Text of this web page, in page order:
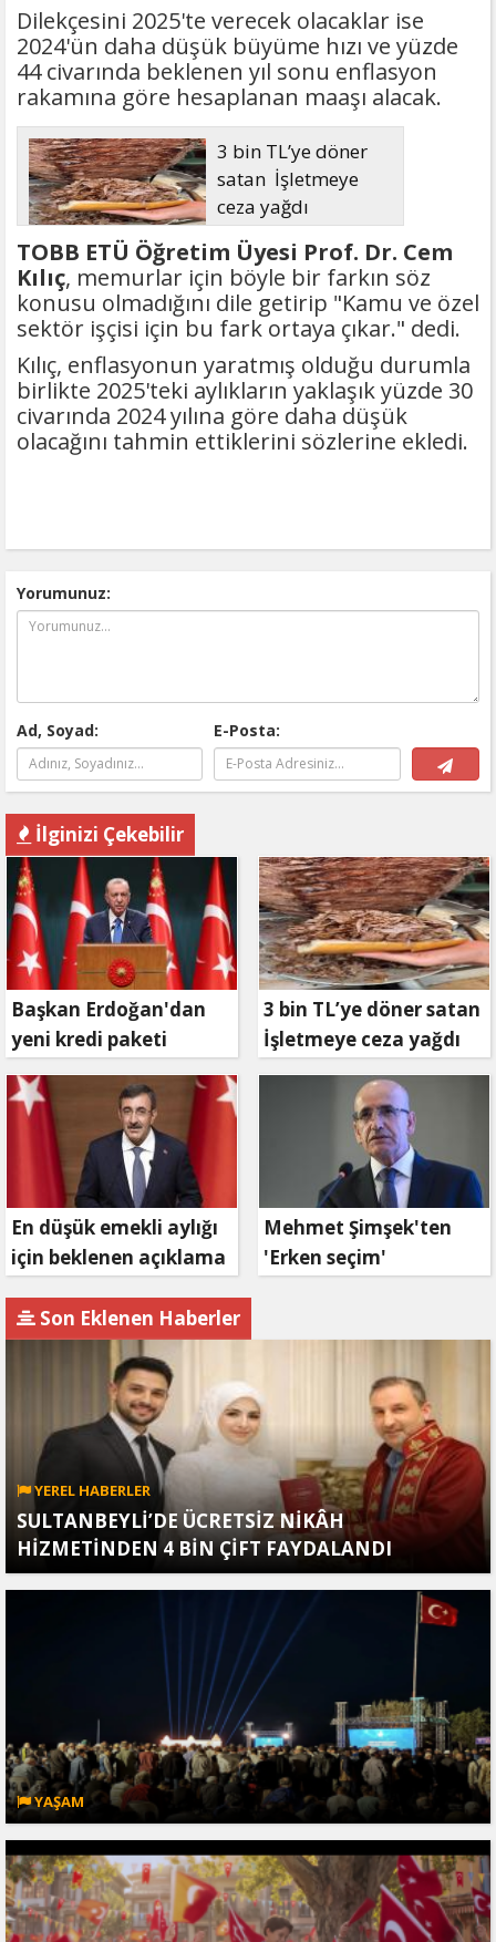
Dilekçesini 2025'te verecek olacaklar ise
2024'ün daha düşük büyüme hızı ve yüzde
44 civarında beklenen yıl sonu enflasyon
rakamına göre hesaplanan maaşı alacak.
3 bin TL’ye döner
satan İşletmeye
ceza yağdı
TOBB ETÜ Öğretim Üyesi Prof. Dr. Cem
Kılıç, memurlar için böyle bir farkın söz
konusu olmadığını dile getirip "Kamu ve özel
sektör işçisi için bu fark ortaya çıkar." dedi.
Kılıç, enflasyonun yaratmış olduğu durumla
birlikte 2025'teki aylıkların yaklaşık yüzde 30
civarında 2024 yılına göre daha düşük
olacağını tahmin ettiklerini sözlerine ekledi.
Yorumunuz:
Ad, Soyad: E-Posta:
İlginizi Çekebilir
Başkan Erdoğan'dan
yeni kredi paketi
müjdesi: 6 ay geri
ödemesiz, 36 ay vadeli
3 bin TL’ye döner satan
İşletmeye ceza yağdı
En düşük emekli aylığı
için beklenen açıklama
Mehmet Şimşek'ten
'Erken seçim'
Son Eklenen Haberler
YEREL HABERLER
SULTANBEYLİ’DE ÜCRETSİZ NİKÂH
HİZMETİNDEN 4 BİN ÇİFT FAYDALANDI
YAŞAM